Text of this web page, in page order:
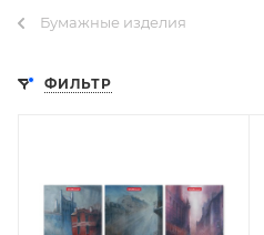
Бумажные изделия
ФИЛЬТР